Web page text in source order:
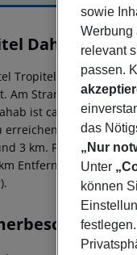
Dahab Oasis
Tropitel Dahab
Am Strand sind
ist ca. 3 km
erreichen. Zu den
3 km. Für Mobilität
Entfernung. Der
sowie
Werbung
relevant
passen.
das
„Nur
Unter
können